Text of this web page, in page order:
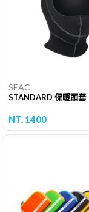
SEAC
STANDARD 保暖頭套
NT. 1400